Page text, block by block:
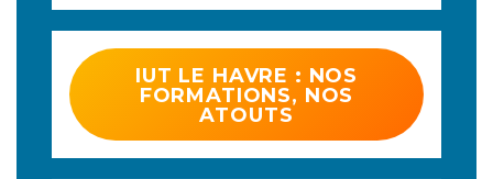
IUT LE HAVRE : NOS
FORMATIONS, NOS
ATOUTS